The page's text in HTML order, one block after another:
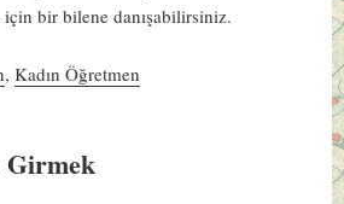
bir bilene danışabilirsiniz.
,Kadın Öğretmen
Girmek